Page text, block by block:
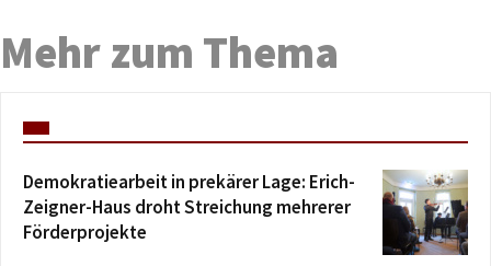
Mehr zum Thema
Demokratiearbeit in prekärer Lage: Erich-
Zeigner-Haus droht Streichung mehrerer
Förderprojekte